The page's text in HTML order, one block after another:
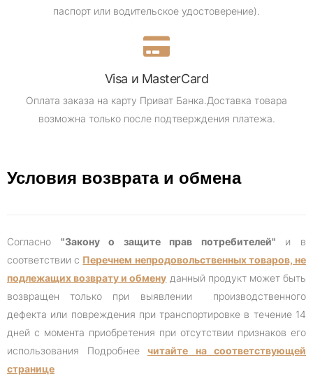
паспорт или водительское удостоверение).
Visa и MasterCard
Оплата заказа на карту Приват Банка.Доставка товара
возможна только после подтверждения платежа.
Условия возврата и обмена
Согласно "Закону о защите прав потребителей" и в
соответствии с Перечнем непродовольственных товаров, не
подлежащих возврату и обмену данный продукт может быть
возвращен только при выявлении производственного
дефекта или повреждения при транспортировке в течение 14
дней с момента приобретения при отсутствии признаков его
использования Подробнее читайте на соответствующей
странице